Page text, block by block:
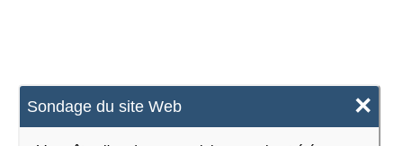
Sondage du site Web ×